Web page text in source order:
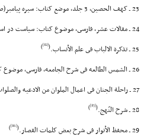
23 ـ کهف الحصین، 3 جلد، موضع کتاب: سیره پیامبر(صلى الله علیه وآله)و جنگهاى حضرت، سیره امام على(علیه السلام) و جنگهاى وى.
24 ـ مقالات عشر، فارسى، موضوع کتاب: سیاست در اسلام.
25 ـ تذکرة الالباب فى علم الأنساب. (
[82]
)
26 ـ الشمس الطالعه فى شرح الجامعه، فارسى، موضوع کتاب: شرح جامعه کبیره به نظم، حاوى پنج هزار بیت.
27 ـ راحلة الجنان فى اعمال الملوان من الادعیه والصلوات و غیرها.
28 ـ شرح النّهج. (
[85]
)
29 ـ محفظ الأنوار فى شرح بعض کلمات القصار. (
[86]
)